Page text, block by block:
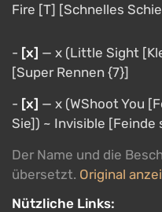
Fire [T] [Schnelles
- [х] — х (Little Sight
[Super Rennen {7}]
- [х] — х (WShoot You
Sie]) ~ Invisible [Feinde
Der Name und die
übersetzt. Original
Nützliche Links: